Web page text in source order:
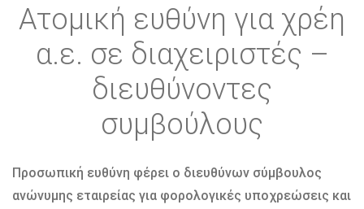
Ατομική ευθύνη για χρέη
α.ε. σε διαχειριστές –
διευθύνοντες
συμβούλους
Προσωπική ευθύνη φέρει ο διευθύνων σύμβουλος
ανώνυμης εταιρείας για φορολογικές υποχρεώσεις και